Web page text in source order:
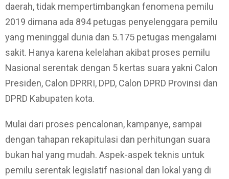
daerah, tidak mempertimbangkan fenomena pemilu
2019 dimana ada 894 petugas penyelenggara pemilu
yang meninggal dunia dan 5.175 petugas mengalami
sakit. Hanya karena kelelahan akibat proses pemilu
Nasional serentak dengan 5 kertas suara yakni Calon
Presiden, Calon DPRRI, DPD, Calon DPRD Provinsi dan
DPRD Kabupaten kota.
Mulai dari proses pencalonan, kampanye, sampai
dengan tahapan rekapitulasi dan perhitungan suara
bukan hal yang mudah. Aspek-aspek teknis untuk
pemilu serentak legislatif nasional dan lokal yang di